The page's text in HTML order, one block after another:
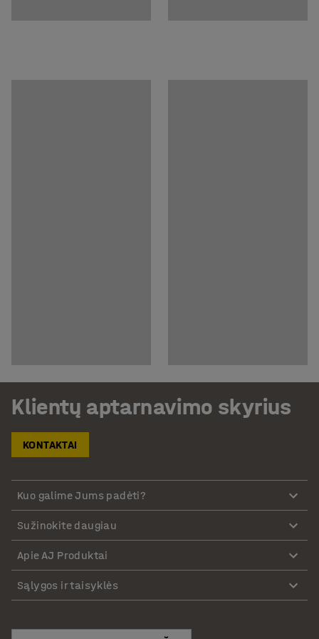
Klientų aptarnavimo skyrius
KONTAKTAI
Kuo galime Jums padėti?
Sužinokite daugiau
Apie AJ Produktai
Sąlygos ir taisyklės